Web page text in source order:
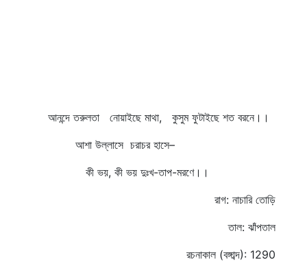
আনন্দে তরুলতা নোয়াইছে মাথা, কুসুম ফুটাইছে শত বরনে।।
আশা উল্লাসে চরাচর হাসে–
কী ভয়, কী ভয় দুঃখ-তাপ-মরণে।।
রাগ: নাচারি তোড়ি
তাল: ঝাঁপতাল
রচনাকাল (বঙ্গাব্দ): 1290